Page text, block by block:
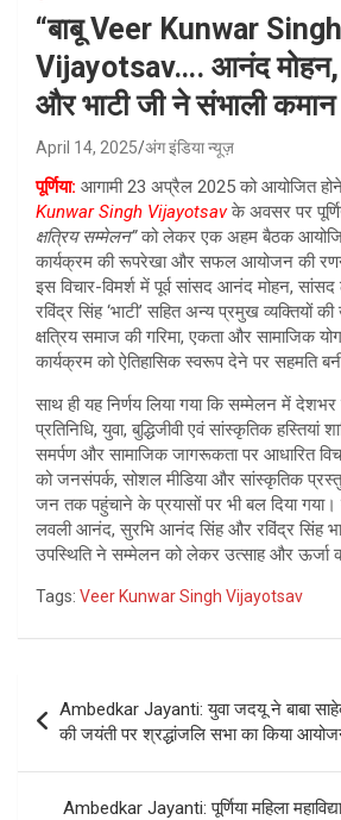
“बाबू Veer Kunwar Singh
Vijayotsav…. आनंद
और भाटी जी ने संभाली कमान
April 14, 2025 अंग इंडिया न्यूज़
पूर्णिया: आगामी 23 अप्रैल 2025 को आयोजित
Kunwar Singh Vijayotsav के अवसर पर
क्षत्रिय सम्मेलन”को लेकर एक अहम बैठक
कार्यक्रम की रूपरेखा और सफल आयोजन की
इस विचार-विमर्श में पूर्व सांसद आनंद मोहन,
रविंद्र सिंह ‘भाटी’ सहित अन्य प्रमुख व्यक्तियों
क्षत्रिय समाज की गरिमा, एकता और सामाजिक
कार्यक्रम को ऐतिहासिक स्वरूप देने पर सहमति
साथ ही यह निर्णय लिया गया कि सम्मेलन में
प्रतिनिधि, युवा, बुद्धिजीवी एवं सांस्कृतिक हस्तियां
समर्पण और सामाजिक जागरूकता पर आधारित
को जनसंपर्क, सोशल मीडिया और सांस्कृतिक
जन तक पहुंचाने के प्रयासों पर भी बल दिया
लवली आनंद, सुरभि आनंद सिंह और रविंद्र सिंह
उपस्थिति ने सम्मेलन को लेकर उत्साह और ऊर्जा
Tags: Veer Kunwar Singh Vijayotsav
navigation
Ambedkar Jayanti: युवा जदयू ने बाबा
की जयंती पर श्रद्धांजलि सभा का किया
Ambedkar Jayanti: पूर्णिया महिला